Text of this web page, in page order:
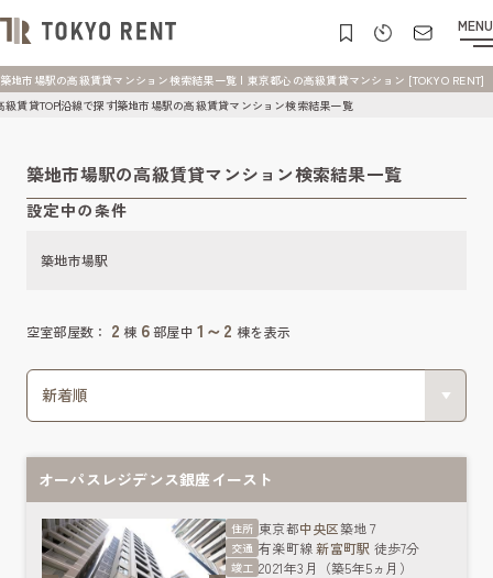
MENU
築地市場駅の高級賃貸マンション検索結果一覧 | 東京都心の高級賃貸マンション [TOKYO RENT]
級賃貸TOP沿線で探す築地市場駅の高級賃貸マンション検索結果一覧
築地市場駅の高級賃貸マンション検索結果一覧
設定中の条件
空室部屋数： 2 棟 6部屋中1～2棟を表示
築地市場駅
オーパスレジデンス銀座イースト
住所 東京都中央区築地７
交通 有楽町線新富町駅 徒歩7分
竣工 2021年3月（築5年5ヵ月）